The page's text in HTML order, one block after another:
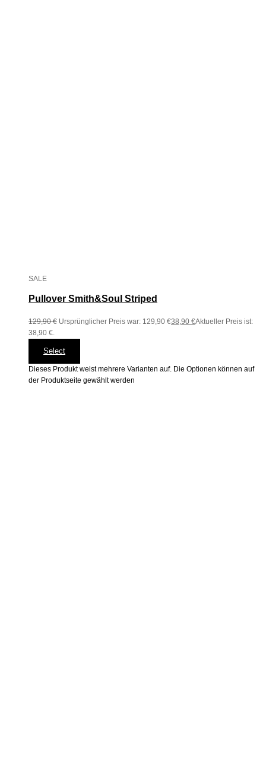
SALE
Pullover Smith&Soul Striped
129,90€ Ursprünglicher Preis war: 129,90 €38,90 €Aktueller Preis ist:
38,90 €.
Select
Dieses Produkt weist mehrere Varianten auf. Die Optionen können auf
der Produktseite gewählt werden